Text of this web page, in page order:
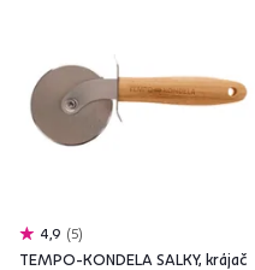
4,9 5
TEMPO-KONDELA SALKY, krájač